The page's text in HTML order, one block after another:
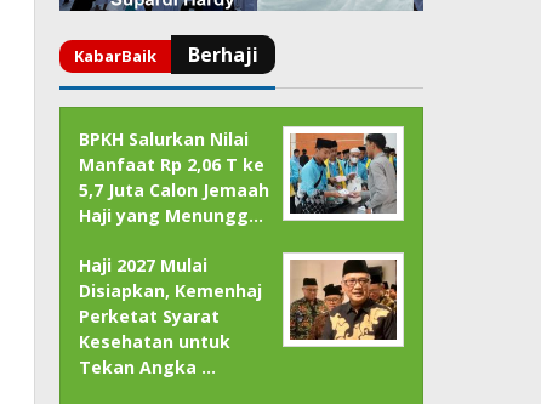
BPKH Salurkan Nilai
Manfaat Rp 2,06 T ke
5,7 Juta Calon Jemaah
Haji yang Menungg…
Haji 2027 Mulai
Disiapkan, Kemenhaj
Perketat Syarat
Kesehatan untuk
Tekan Angka …